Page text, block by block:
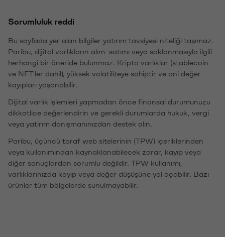
Sorumluluk reddi
Bu sayfada yer alan bilgiler yatırım tavsiyesi niteliği taşımaz.
Paribu, dijital varlıkların alım-satımı veya saklanmasıyla ilgili
herhangi bir öneride bulunmaz. Kripto varlıklar (stablecoin
ve NFT'ler dahil), yüksek volatiliteye sahiptir ve ani değer
kayıpları yaşanabilir.
Dijital varlık işlemleri yapmadan önce finansal durumunuzu
dikkatlice değerlendirin ve gerekli durumlarda hukuk, vergi
veya yatırım danışmanınızdan destek alın.
Paribu, üçüncü taraf web sitelerinin (TPW) içeriklerinden
veya kullanımından kaynaklanabilecek zarar, kayıp veya
diğer sonuçlardan sorumlu değildir. TPW kullanımı,
varlıklarınızda kayıp veya değer düşüşüne yol açabilir. Bazı
ürünler tüm bölgelerde sunulmayabilir.